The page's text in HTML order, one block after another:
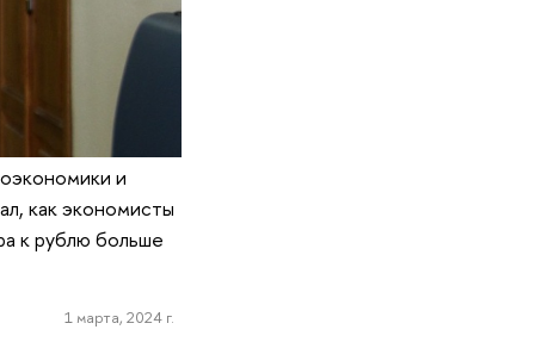
и
как экономисты
к рублю больше
1 марта, 2024 г.